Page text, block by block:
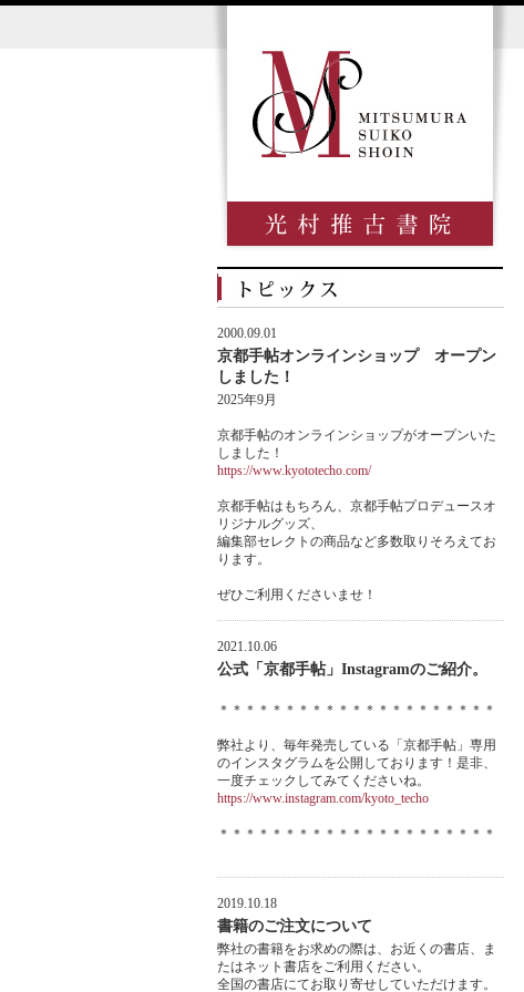
2000.09.01
京都手帖オンラインショップ オープン
しました！
2025年9月
京都手帖のオンラインショップがオープンいた
しました！
https://www.kyototecho.com/
京都手帖はもちろん、京都手帖プロデュースオ
リジナルグッズ、
編集部セレクトの商品など多数取りそろえてお
ります。
ぜひご利用くださいませ！
2021.10.06
公式「京都手帖」Instagramのご紹介。
＊＊＊＊＊＊＊＊＊＊＊＊＊＊＊＊＊＊＊＊＊
弊社より、毎年発売している「京都手帖」専用
のインスタグラムを公開しております！是非、
一度チェックしてみてくださいね。
https://www.instagram.com/kyoto_techo
＊＊＊＊＊＊＊＊＊＊＊＊＊＊＊＊＊＊＊＊＊
2019.10.18
書籍のご注文について
弊社の書籍をお求めの際は、お近くの書店、ま
たはネット書店をご利用ください。
全国の書店にてお取り寄せしていただけます。